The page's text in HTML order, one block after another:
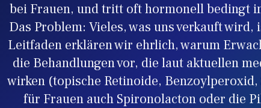
bei Frauen, und tritt oft hormonell bedingt
Das Problem: Vieles, was uns verkauft
Leitfaden erklären wir ehrlich, warum
die Behandlungen vor, die laut aktuellen
wirken (topische Retinoide,
für Frauen auch Spironolacton oder die